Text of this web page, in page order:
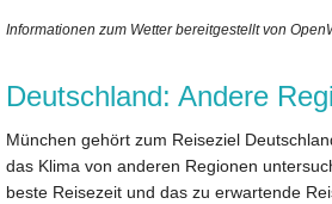
Informationen zum Wetter bereitgestellt von
Deutschland: Andere
München gehört zum Reiseziel
das Klima von anderen Regionen
beste Reisezeit und das zu erwartende